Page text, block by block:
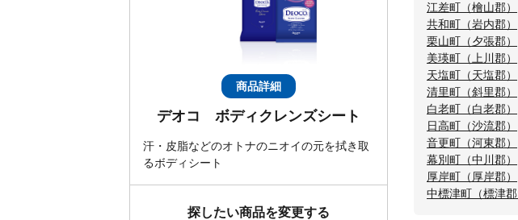
商品詳細
デオコ ボディクレンズシート
汗・皮脂などのオトナのニオイの元を拭き取
るボディシート
探したい商品を変更する
江差町（檜山郡）
共和町（岩内郡）
栗山町（夕張郡）
美瑛町（上川郡）
天塩町（天塩郡）
清里町（斜里郡）
白老町（白老郡）
日高町（沙流郡）
音更町（河東郡）
幕別町（中川郡）
厚岸町（厚岸郡）
中標津町（標津郡